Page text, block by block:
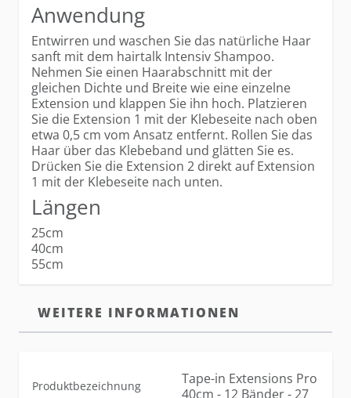
Anwendung
Entwirren und waschen Sie das natürliche Haar
sanft mit dem hairtalk Intensiv Shampoo.
Nehmen Sie einen Haarabschnitt mit der
gleichen Dichte und Breite wie eine einzelne
Extension und klappen Sie ihn hoch. Platzieren
Sie die Extension 1 mit der Klebeseite nach oben
etwa 0,5 cm vom Ansatz entfernt. Rollen Sie das
Haar über das Klebeband und glätten Sie es.
Drücken Sie die Extension 2 direkt auf Extension
1 mit der Klebeseite nach unten.
Längen
25cm
40cm
55cm
WEITERE INFORMATIONEN
Produktbezeichnung
Tape-in Extensions Pro
40cm - 12 Bänder - 27